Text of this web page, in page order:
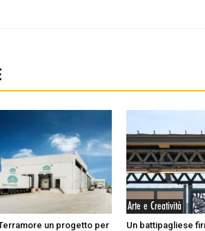
un progetto per
Arte e Creatività
Un battipagliese